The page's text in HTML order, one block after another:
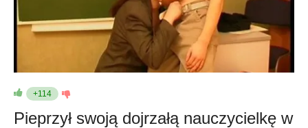
+114
Pieprzył swoją dojrzałą nauczycielkę w